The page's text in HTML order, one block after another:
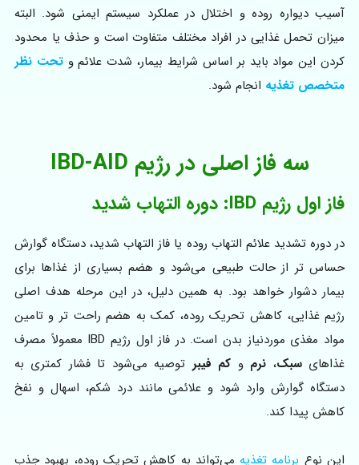
آسیب دیواره روده و اختلال در عملکرد سیستم ایمنی شود. البته
میزان تحمل غذایی در افراد مختلف متفاوت است و حذف یا محدود
کردن این مواد باید بر اساس شرایط بیمار، شدت علائم وتحت نظر
متخصص تغذیه انجام شود.
سه فاز اصلی در رژیم IBD-AID
فاز اول رژیم IBD: دوره التهاب شدید
در دوره تشدید علائم التهاب روده یا فاز التهاب شدید، دستگاه گوارش
حساس‌ تر از حالت طبیعی می‌شود و هضم بسیاری از غذاها برای
بیمار دشوار خواهد بود. به همین دلیل، در این مرحله هدف اصلی
رژیم غذایی، کاهش تحریک روده، کمک به هضم راحت‌ تر و تامین
مواد مغذی موردنیاز بدن است. در فاز اول رژیم IBD معمولاً مصرف
غذاهایسبک، نرمو کم‌ فیبر توصیه می‌شود تا فشار کمتری به
دستگاه گوارش وارد شود و علائمی مانند درد شکم، اسهال و نفخ
کاهش پیدا کند.
این نوع برنامه تغذیهمی‌تواند به کاهش تحریک روده، بهبود جذب